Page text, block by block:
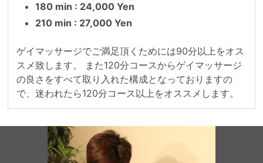
180 min : 24,000 Yen
210 min : 27,000 Yen
ゲイマッサージでご満足頂くためには90分以上をオス
スメ致します。 また120分コースからゲイマッサージ
の良さをすべて取り入れた構成となっておりますの
で、迷われたら120分コース以上をオススメします。